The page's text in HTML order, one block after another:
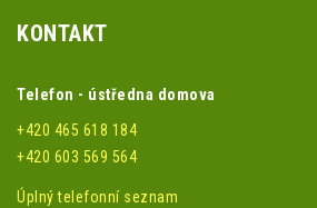
KONTAKT
Telefon - ústředna domova
+420 465 618 184
+420 603 569 564
Úplný telefonní seznam